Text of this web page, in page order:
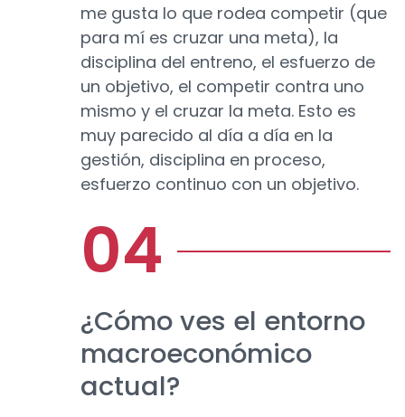
me gusta lo que rodea competir (que
para mí es cruzar una meta), la
disciplina del entreno, el esfuerzo de
un objetivo, el competir contra uno
mismo y el cruzar la meta. Esto es
muy parecido al día a día en la
gestión, disciplina en proceso,
esfuerzo continuo con un objetivo.
¿Cómo ves el entorno
macroeconómico
actual?